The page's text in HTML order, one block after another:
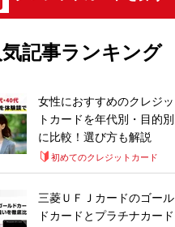
気記事ランキング
女性におすすめのクレジッ
トカードを年代別・目的別
に比較！選び方も解説
初めてのクレジットカード
三菱ＵＦＪカードのゴール
ドカードとプラチナカード